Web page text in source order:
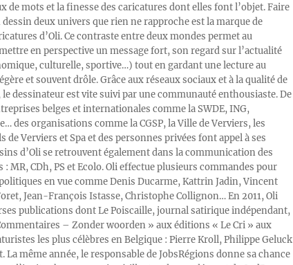
de mots et la finesse des caricatures dont elles font l’objet. Faire
deux univers que rien ne rapproche est la marque de
d’Oli. Ce contraste entre deux mondes permet au
en perspective un message fort, son regard sur l’actualité
culturelle, sportive…) tout en gardant une lecture au
et souvent drôle. Grâce aux réseaux sociaux et à la qualité de
le dessinateur est vite suivi par une communauté enthousiaste. De
belges et internationales comme la SWDE, ING,
des organisations comme la CGSP, la Ville de Verviers, les
de Verviers et Spa et des personnes privées font appel à ses
d’Oli se retrouvent également dans la communication des
MR, CDh, PS et Ecolo. Oli effectue plusieurs commandes pour
en vue comme Denis Ducarme, Kattrin Jadin, Vincent
Jean-François Istasse, Christophe Collignon… En 2011, Oli
publications dont Le Poiscaille, journal satirique indépendant,
– Zonder woorden » aux éditions « Le Cri » aux
les plus célèbres en Belgique : Pierre Kroll, Philippe Geluck
La même année, le responsable de JobsRégions donne sa chance